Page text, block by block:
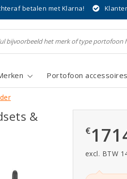
betalen met Klarna!
Portofoon accessoires
&
€
excl. BTW